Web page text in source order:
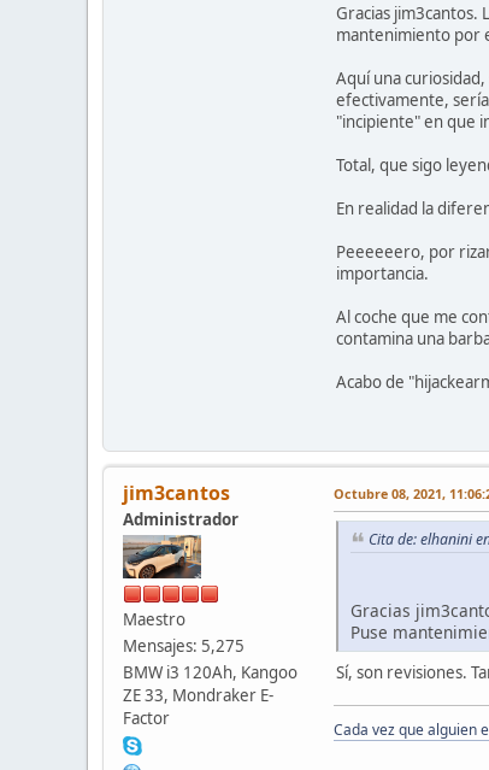
Gracias jim3cantos.
mantenimiento por
Aquí una
efectivamente,
"incipiente" en que
Total, que sigo
En realidad la
Peeeeeero, por
importancia.
Al coche que me
contamina una
Acabo de
jim3cantos
Administrador
Maestro
Mensajes: 5,275
BMW i3 120Ah, Kangoo
ZE 33, Mondraker E-
Factor
Octubre 08, 2021,
Cita de: elhanini
Gracias
Puse
Sí, son revisiones.
Cada vez que alguien